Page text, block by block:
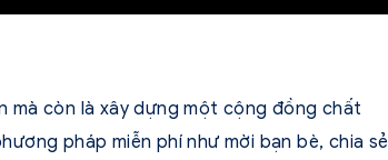
mà còn là xây dựng một cộng đồng chất
pháp miễn phí như mời bạn bè, chia sẻ